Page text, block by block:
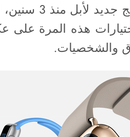
الحدث الأبرز خلال
هذه المرة
والشخصيات.